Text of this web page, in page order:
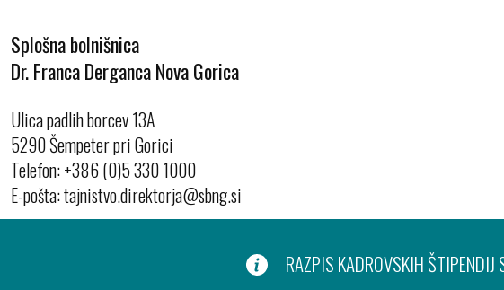
Splošna bolnišnica
Dr. Franca Derganca Nova Gorica
Ulica padlih borcev 13A
5290 Šempeter pri Gorici
Telefon:+386 (0)5 330 1000
E-pošta:
RAZPIS KADROVSKIH